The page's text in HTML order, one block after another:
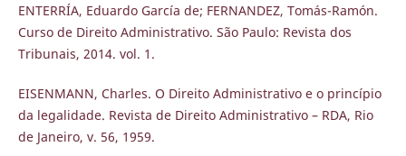
ENTERRÍA, Eduardo García de; FERNANDEZ, Tomás-Ramón.
Curso de Direito Administrativo. São Paulo: Revista dos
Tribunais, 2014. vol. 1.
EISENMANN, Charles. O Direito Administrativo e o princípio
da legalidade. Revista de Direito Administrativo – RDA, Rio
de Janeiro, v. 56, 1959.